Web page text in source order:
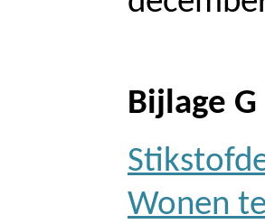
Bijlage G
Wonen